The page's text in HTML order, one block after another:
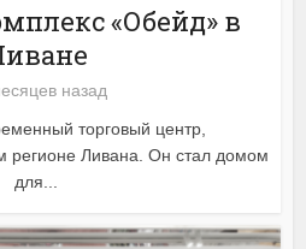
«Обейд» в
назад
торговый центр,
регионе Ливана. Он стал домом
для...